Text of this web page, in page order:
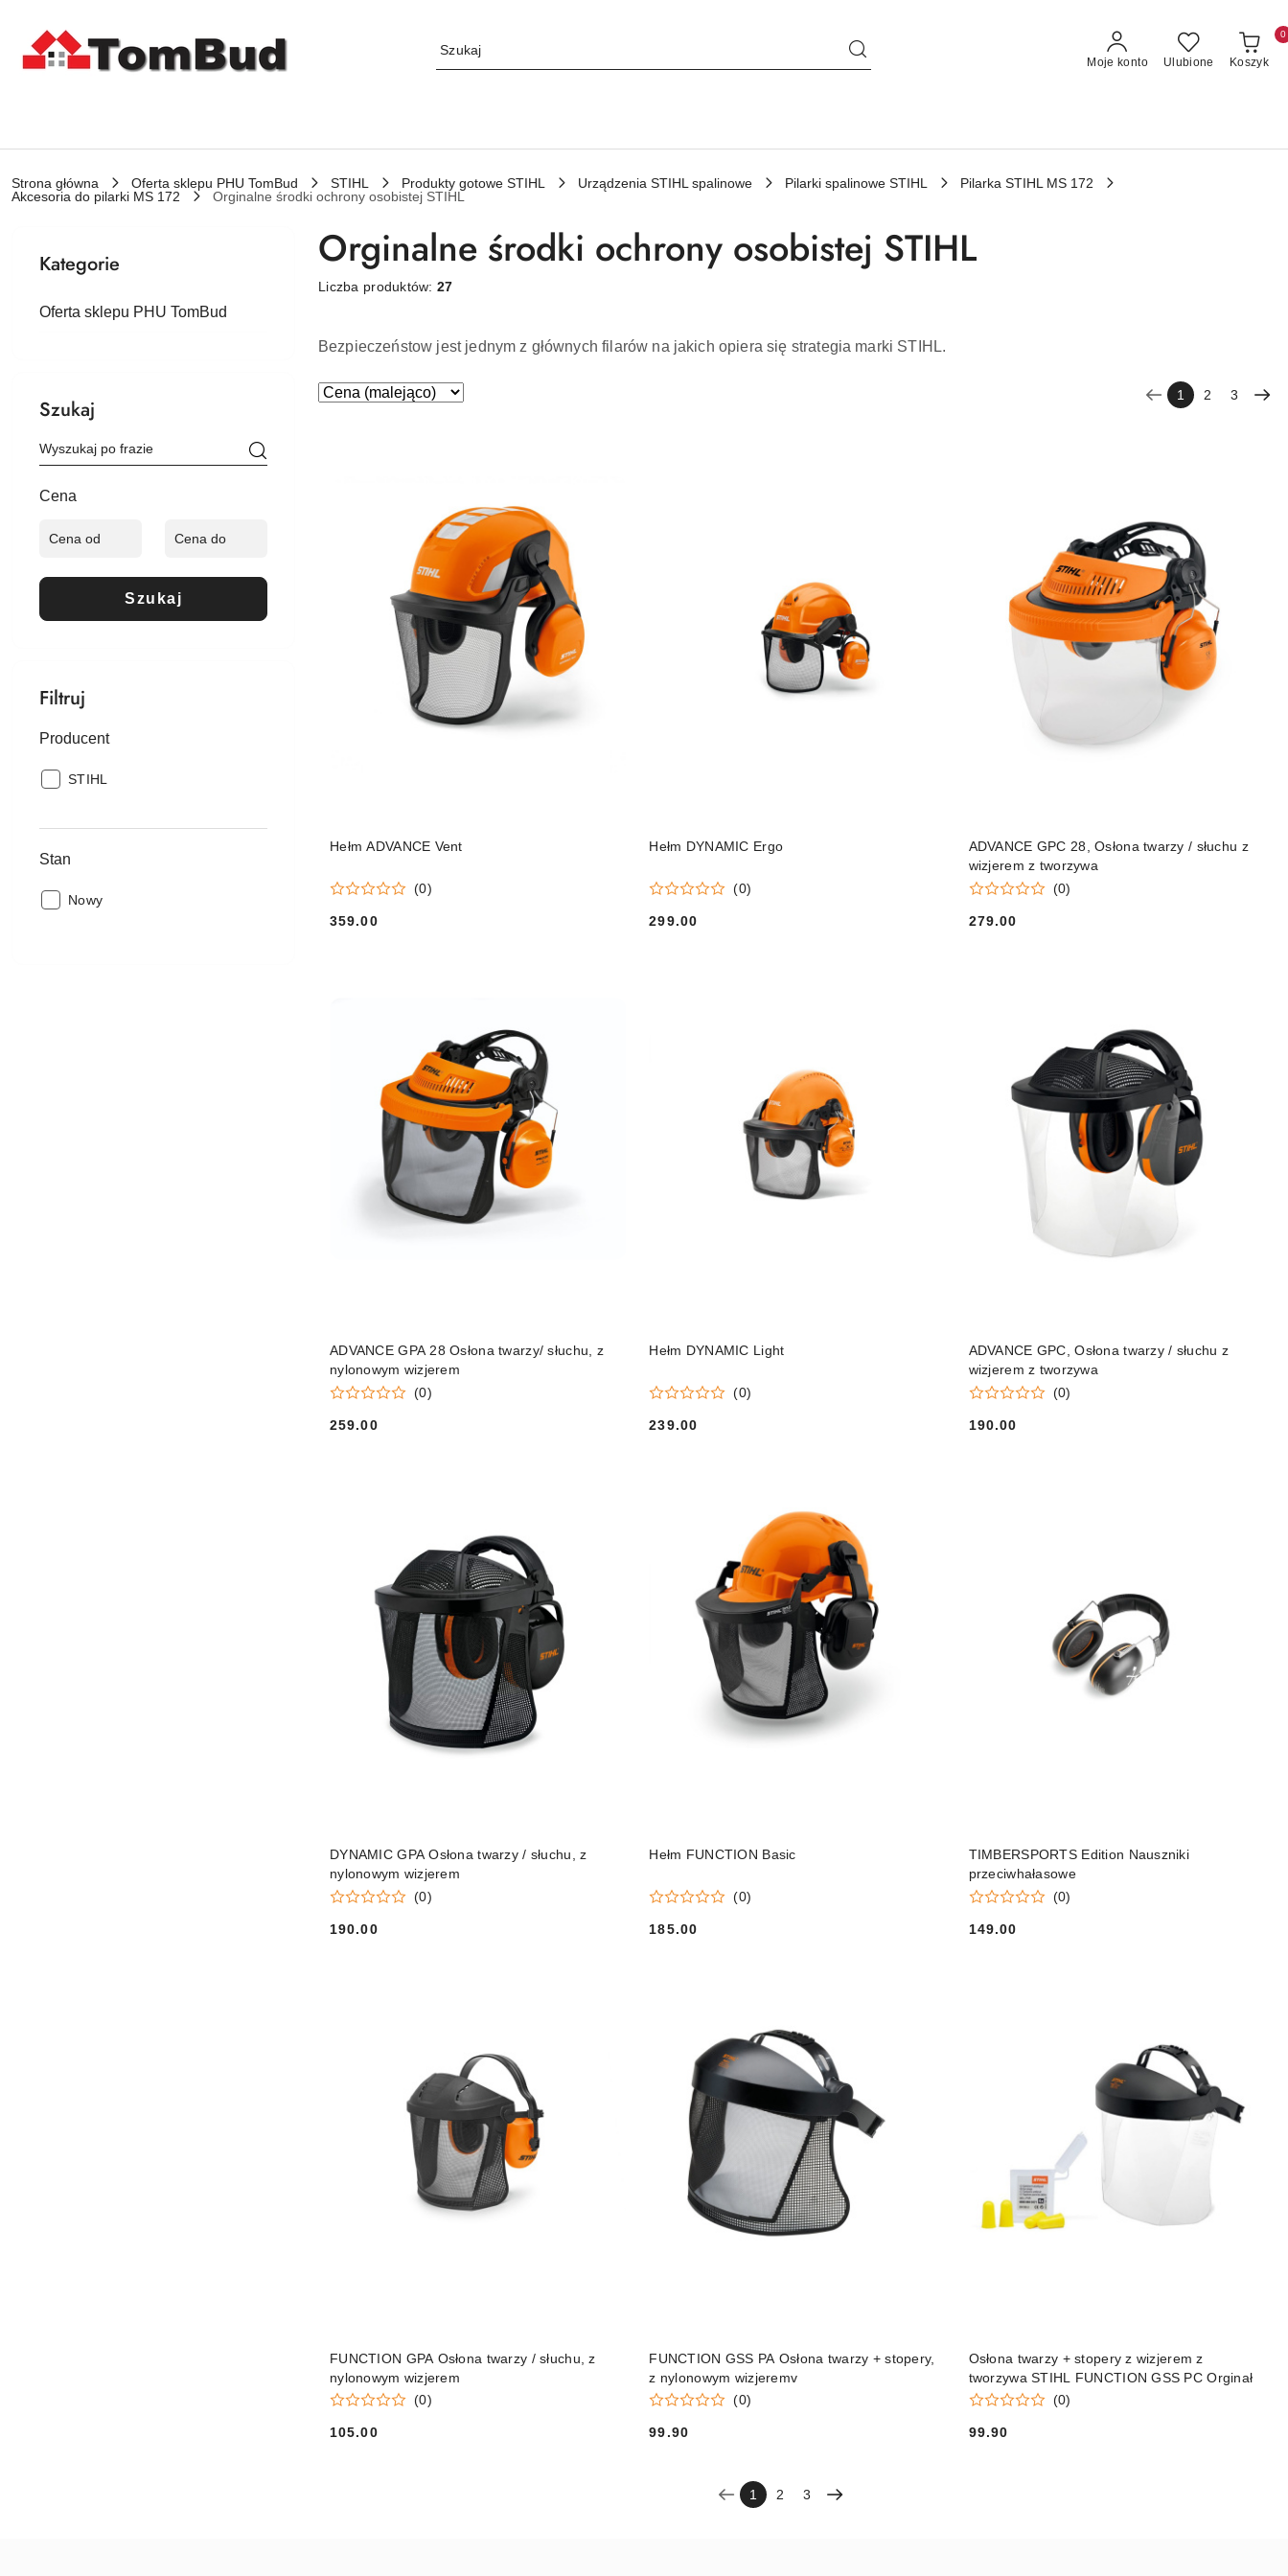
Moje konto Ulubione Koszyk
0
Strona główna Oferta sklepu PHU TomBud STIHL Produkty gotowe STIHL Urządzenia STIHL spalinowe Pilarki spalinowe STIHL
Pilarka STIHL MS 172
Akcesoria do pilarki MS 172
Orginalne środki ochrony osobistej STIHL
Kategorie
Oferta sklepu PHU TomBud
Szukaj
Cena
Szukaj
Filtruj
Producent
Producent:
STIHL
Stan
Stan:
Nowy
Orginalne środki ochrony osobistej STIHL
Liczba produktów:27
Bezpieczeństow jest jednym z głównych filarów na jakich opiera się strategia marki STIHL.
Zastosowano
Sortuj
1 2 3
Hełm ADVANCE Vent
(0)
Cena:
359.00
Hełm DYNAMIC Ergo
(0)
Cena:
299.00
ADVANCE GPC 28, Osłona twarzy / słuchu z
wizjerem z tworzywa
(0)
Cena:
279.00
DO KOSZYKA
ADVANCE GPA 28 Osłona twarzy/ słuchu, z
nylonowym wizjerem
(0)
Cena:
259.00
Hełm DYNAMIC Light
(0)
Cena:
239.00
ADVANCE GPC, Osłona twarzy / słuchu z
wizjerem z tworzywa
(0)
Cena:
190.00
DYNAMIC GPA Osłona twarzy / słuchu, z
nylonowym wizjerem
(0)
Cena:
190.00
Hełm FUNCTION Basic
(0)
Cena:
185.00
TIMBERSPORTS Edition Nauszniki
przeciwhałasowe
(0)
Cena:
149.00
FUNCTION GPA Osłona twarzy / słuchu, z
nylonowym wizjerem
(0)
Cena:
105.00
FUNCTION GSS PA Osłona twarzy + stopery,
z nylonowym wizjeremv
(0)
Cena:
99.90
Osłona twarzy + stopery z wizjerem z
tworzywa STIHL FUNCTION GSS PC Orginał
(0)
Cena:
99.90
1 2 3